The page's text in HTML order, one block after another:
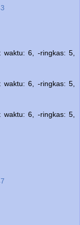
6, -ringkas: 5,
6, -ringkas: 5,
6, -ringkas: 5,